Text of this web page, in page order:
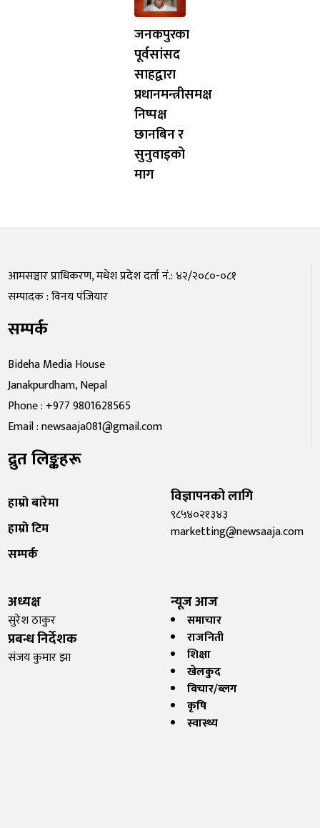
जनकपुरका
पूर्वसांसद
साहद्वारा
प्रधानमन्त्रीसमक्ष
निष्पक्ष
छानबिन र
सुनुवाइको
माग
आमसञ्चार प्राधिकरण, मधेश प्रदेश दर्ता नं.: ४२/२०८०-०८१
सम्पादक : विनय पंजियार
सम्पर्क
Bideha Media House
Janakpurdham, Nepal
Phone : +977 9801628565
Email : newsaaja081@gmail.com
द्रुत लिङ्कहरू
हाम्रो बारेमा
हाम्रो टिम
सम्पर्क
विज्ञापनको लागि
९८५४०२१३४३
marketting@newsaaja.com
अध्यक्ष
सुरेश ठाकुर
प्रबन्ध निर्देशक
संजय कुमार झा
न्यूज आज
समाचार
राजनिती
शिक्षा
खेलकुद
विचार/ब्लग
कृषि
स्वास्थ्य